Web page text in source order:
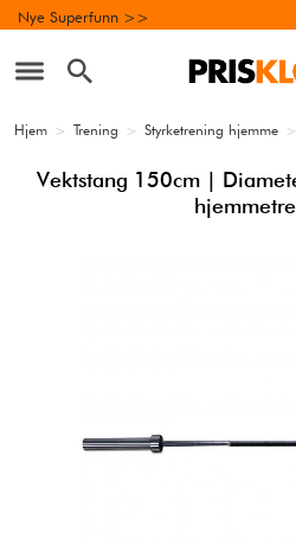
Nye Superfunn >>
Hjem > Trening > Styrketrening hjemme >
Vektstang 150cm |